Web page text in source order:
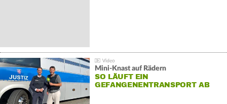
Mini-Knast auf Rädern
SO LÄUFT EIN
GEFANGENENTRANSPORT AB